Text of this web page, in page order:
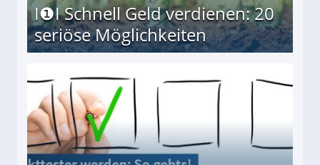
I❶I Schnell Geld verdienen: 20
seriöse Möglichkeiten